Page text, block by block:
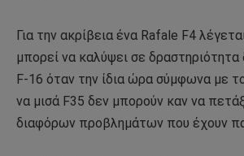
Για την ακρίβεια ένα Rafale F4
μπορεί να καλύψει σε δραστηριότητα
F-16 όταν την ίδια ώρα σύμφωνα με
να μισά F35 δεν μπορούν καν να
διαφόρων προβλημάτων που έχουν